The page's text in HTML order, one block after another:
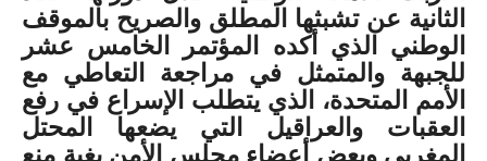
الثانية عن تشبثها المطلق والصريح بالموقف
الوطني الذي أكده المؤتمر الخامس عشر
للجبهة والمتمثل في مراجعة التعاطي مع
الأمم المتحدة، الذي يتطلب الإسراع في رفع
العقبات والعراقيل التي يضعها المحتل
المغربي وبعض أعضاء مجلس الأمن بغية منع